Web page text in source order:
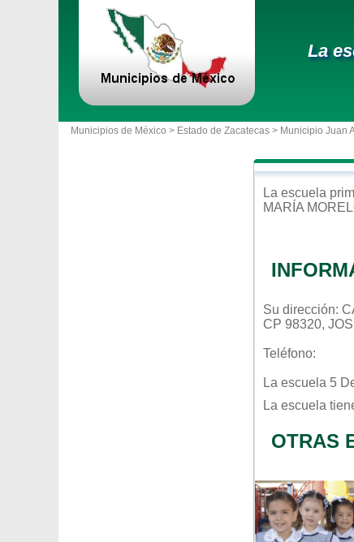
La
Municipios de México > Estado de Zacatecas > Municipio Juan
La escuela
MARÍA
Su dirección:
CP 98320,
Teléfono:
La escuela 5
La escuela
OTRAS